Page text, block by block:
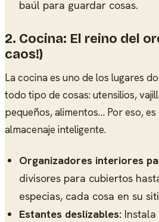
baúl para guardar cosas.
2. Cocina: El reino del
caos!)
La cocina es uno de los lugares
todo tipo de cosas: utensilios,
pequeños, alimentos… Por eso,
almacenaje inteligente.
Organizadores interiores
divisores para cubiertos
especias, cada cosa en su
Estantes deslizables: